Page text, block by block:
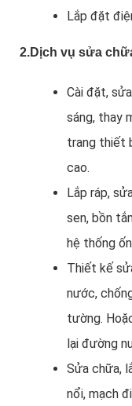
Lắp đặt
2.Dịch vụ sửa
Cài đặt,
sáng, thay
trang thiết
cao.
Lắp ráp,
sen, bồn
hệ thống
Thiết kế
nước,
tường.
lại đường
Sửa chữa,
nổi, mạch